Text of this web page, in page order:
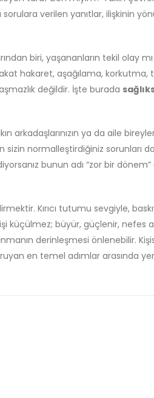
verilen yanıtlar, ilişkinin
biri, yaşananların tekil olay
hakaret, aşağılama,
değildir. İşte burada
arkadaşlarınızın ya da aile
normalleştirdiğiniz sorunları
bunun adı “zor bir dönem”
Kırıcı tutumu sevgiyle,
küçülmez; büyür, güçlenir, nefes
derinleşmesi önlenebilir.
en temel adımlar arasında yer